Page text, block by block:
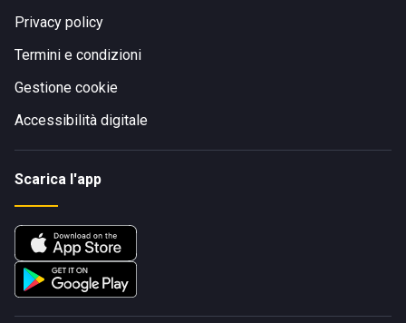
Privacy policy
Termini e condizioni
Gestione cookie
Accessibilità digitale
Scarica l'app